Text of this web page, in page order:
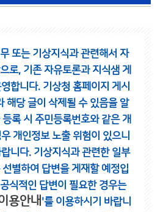
또는 기상지식과 관련해서 자
로, 기존 자유토론과 지식샘 게
합니다. 기상청 홈페이지 게시
해당 글이 삭제될 수 있음을 알
등록 시 주민등록번호와 같은 개
개인정보 노출 위험이 있으니
니다. 기상지식과 관련한 일부
별하여 답변을 게재할 예정입
식적인 답변이 필요한 경우는
용안내 '를 이용하시기 바랍니